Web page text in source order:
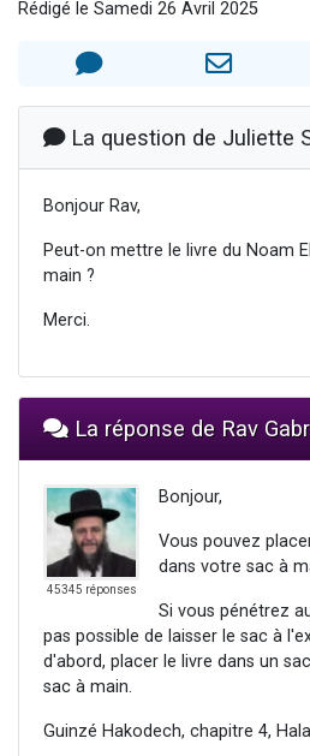
Il reste 49 places
2 nouvelles
Rédigé le Samedi 26 Avril 2025
La question de Juliette
Bonjour Rav,
Peut-on mettre le livre du Noam
main ?
Merci.
La réponse de Rav
45345 réponses
Bonjour,
Vous pouvez
dans votre sac à
Si vous pénétrez
pas possible de laisser le sac à
d'abord, placer le livre dans un
sac à main.
Guinzé Hakodech, chapitre 4,